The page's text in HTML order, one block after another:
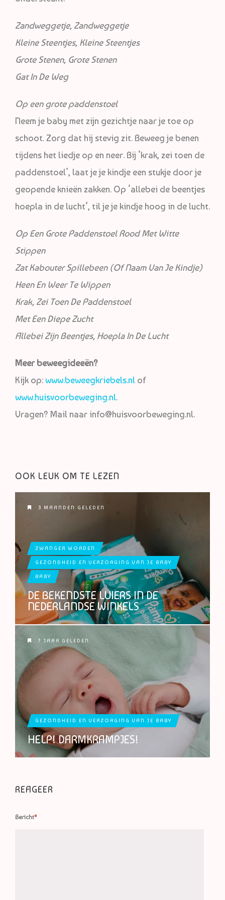
Zandweggetje, Zandweggetje
Kleine Steentjes, Kleine Steentjes
Grote Stenen, Grote Stenen
Gat In De Weg
Op een grotepaddenstoel
Neem je baby met zijn gezichtje naar je toe op
schoot. Zorg dat hij stevig zit. Beweeg je benen
tijdens het liedje op en neer. Bij ‘krak, zei toen de
paddenstoel’, laat je je kindje een stukje door je
geopende knieën zakken. Op ‘allebei de beentjes
hoepla in de lucht’, til je je kindje hoog in de lucht.
Op Een Grote Paddenstoel Rood Met Witte
Stippen
Zat Kabouter Spillebeen (Of Naam Van Je Kindje)
Heen En Weer Te Wippen
Krak, Zei Toen De Paddenstoel
Met Een Diepe Zucht
Allebei Zijn Beentjes, Hoepla In De Lucht
Meer beweegideeën?
Kijk op: www.beweegkriebels.nl of
www.huisvoorbeweging.nl.
Vragen? Mail naar info@huisvoorbeweging.nl.
OOK LEUK OM TE LEZEN
3 MAANDEN GELEDEN
ZWANGER WORDEN
GEZONDHEID EN VERZORGING VAN JE BABY
BABY
DE BEKENDSTE LUIERS IN DE
NEDERLANDSE WINKELS
7 JAAR GELEDEN
GEZONDHEID EN VERZORGING VAN JE BABY
HELP! DARMKRAMPJES!
REAGEER
Bericht*